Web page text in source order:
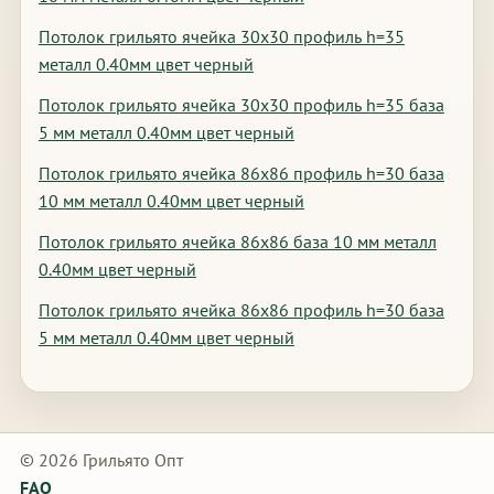
Потолок грильято ячейка 30х30 профиль h=35
металл 0.40мм цвет черный
Потолок грильято ячейка 30х30 профиль h=35 база
5 мм металл 0.40мм цвет черный
Потолок грильято ячейка 86х86 профиль h=30 база
10 мм металл 0.40мм цвет черный
Потолок грильято ячейка 86х86 база 10 мм металл
0.40мм цвет черный
Потолок грильято ячейка 86х86 профиль h=30 база
5 мм металл 0.40мм цвет черный
© 2026 Грильято Опт
FAQ